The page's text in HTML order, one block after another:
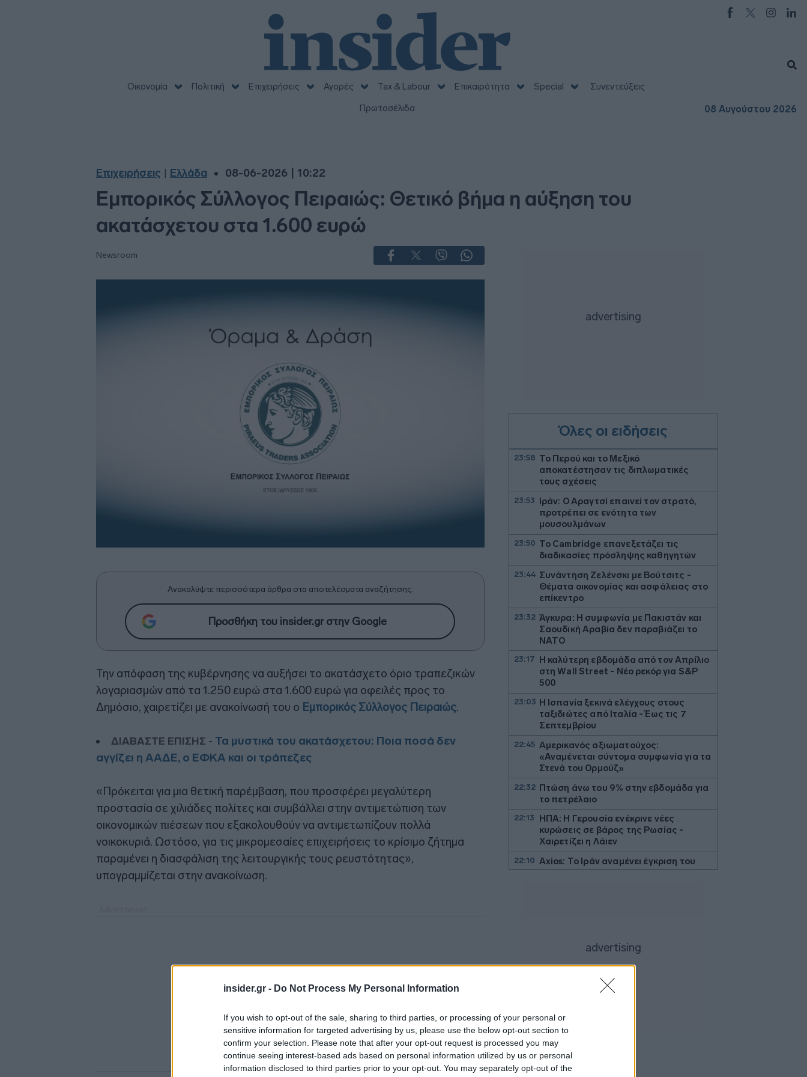
insider.gr - Do Not Process My Personal Information
If you wish to opt-out of the sale, sharing to third parties, or processing of your personal or
sensitive information for targeted advertising by us, please use the below opt-out section to
confirm your selection. Please note that after your opt-out request is processed you may
continue seeing interest-based ads based on personal information utilized by us or personal
information disclosed to third parties prior to your opt-out. You may separately opt-out of the
Οικονομία Πολιτική Επιχειρήσεις Αγορές Tax & Labour Επικαιρότητα Special
Συνεντεύξεις
Πρωτοσέλιδα
08 Αυγούστου 2026
Επιχειρήσεις Ελλάδα 08-06-2026 | 10:22
Εμπορικός Σύλλογος Πειραιώς: Θετικό βήμα η αύξηση του
ακατάσχετου στα 1.600 ευρώ
Newsroom
Ανακαλύψτε περισσότερα άρθρα στα αποτελέσματα αναζήτησης.
Προσθήκη του insider.gr στην Google
Την απόφαση της κυβέρνησης να αυξήσει το ακατάσχετο όριο τραπεζικών
λογαριασμών από τα 1.250 ευρώ στα 1.600 ευρώ για οφειλές προς το
Δημόσιο, χαιρετίζει με ανακοίνωσή του ο Εμπορικός Σύλλογος Πειραιώς.
ΔΙΑΒΑΣΤΕ ΕΠΙΣΗΣ - Τα μυστικά του ακατάσχετου: Ποια ποσά δεν
αγγίζει η ΑΑΔΕ, ο ΕΦΚΑ και οι τράπεζες
«Πρόκειται για μια θετική παρέμβαση, που προσφέρει μεγαλύτερη
προστασία σε χιλιάδες πολίτες και συμβάλλει στην αντιμετώπιση των
οικονομικών πιέσεων που εξακολουθούν να αντιμετωπίζουν πολλά
νοικοκυριά. Ωστόσο, για τις μικρομεσαίες επιχειρήσεις το κρίσιμο ζήτημα
παραμένει η διασφάλιση της λειτουργικής τους ρευστότητας»,
υπογραμμίζεται στην ανακοίνωση.
Όλες οι ειδήσεις
23:58 Το Περού και το Μεξικό
αποκατέστησαν τις διπλωματικές
τους σχέσεις
23:53 Ιράν: Ο Αραγτσί επαινεί τον στρατό,
προτρέπει σε ενότητα των
μουσουλμάνων
23:50 Το Cambridge επανεξετάζει τις
διαδικασίες πρόσληψης καθηγητών
23:44 Συνάντηση Ζελένσκι με Βούτσιτς -
Θέματα οικονομίας και ασφάλειας στο
επίκεντρο
23:32 Άγκυρα: Η συμφωνία με Πακιστάν και
Σαουδική Αραβία δεν παραβιάζει το
ΝΑΤΟ
23:17 Η καλύτερη εβδομάδα από τον Απρίλιο
στη Wall Street - Νέο ρεκόρ για S&P
500
23:03 Η Ισπανία ξεκινά ελέγχους στους
ταξιδιώτες από Ιταλία - Έως τις 7
Σεπτεμβρίου
22:45 Αμερικανός αξιωματούχος:
«Αναμένεται σύντομα συμφωνία για τα
Στενά του Ορμούζ»
22:32 Πτώση άνω του 9% στην εβδομάδα για
το πετρέλαιο
22:13
ΗΠΑ: Η Γερουσία ενέκρινε νέες
κυρώσεις σε βάρος της Ρωσίας -
Χαιρετίζει η Λάιεν
22:10 Axios: Το Ιράν αναμένει έγκριση του
Συμβουλίου Ασφαλείας για τη
21:46 ΔΕΘ - HELEXPO: Αναρτήθηκε ο
διαγωνισμός για την ανάπλαση των
204,6 εκατ. ευρώ
οικονομική ανάλυση με πολιτική
προπαγάνδα»
21:27
Υπ. Παιδείας: 3,35 εκατ. ευρώ στο
Πανεπιστήμιο Κρήτης για το
στεγαστικό επίδομα των φοιτητών